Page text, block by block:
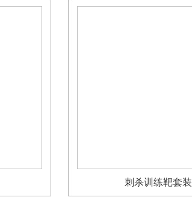
刺杀训练靶套装